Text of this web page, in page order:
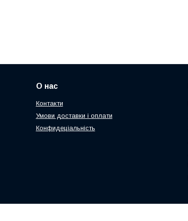
О нас
Контакти
Умови доставки і оплати
Конфидеціальність